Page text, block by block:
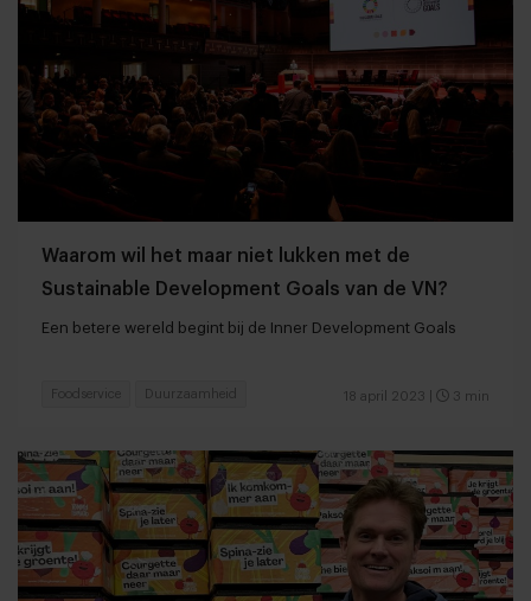
Waarom wil het maar niet lukken met de
Sustainable Development Goals van de VN?
Een betere wereld begint bij de Inner Development Goals
18 april 2023 3 min
Foodservice Duurzaamheid